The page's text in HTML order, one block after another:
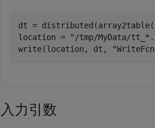
dt =
location =
"/tmp/MyData/
write(location, dt,
入力引数